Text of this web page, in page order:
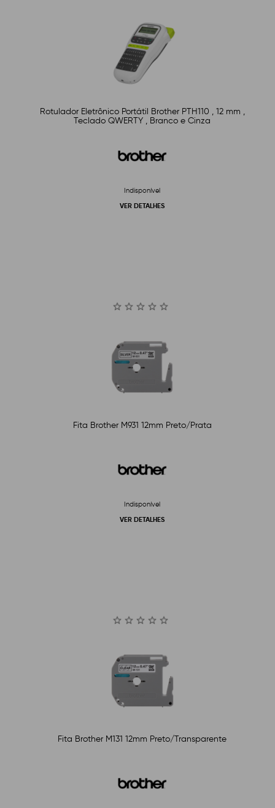
Rotulador Eletrônico Portátil Brother PTH110 , 12 mm ,
Teclado QWERTY , Branco e Cinza
Indisponível
VER DETALHES
Fita Brother M931 12mm Preto/Prata
Indisponível
VER DETALHES
Fita Brother M131 12mm Preto/Transparente